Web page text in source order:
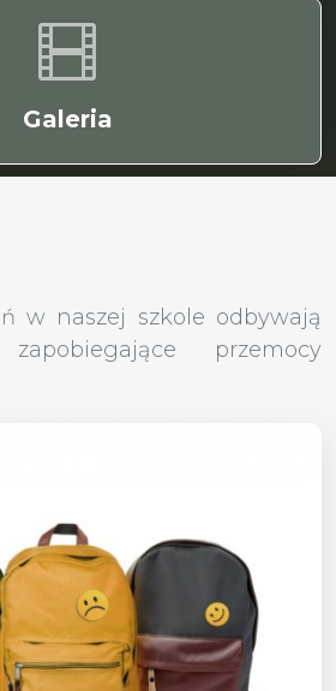
Galeria
w naszej szkole odbywają
przemocy